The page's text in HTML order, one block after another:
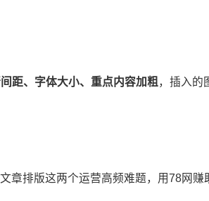
距、字体大小、重点内容加粗 ，插入的
章排版这两个运营高频难题，用78网赚